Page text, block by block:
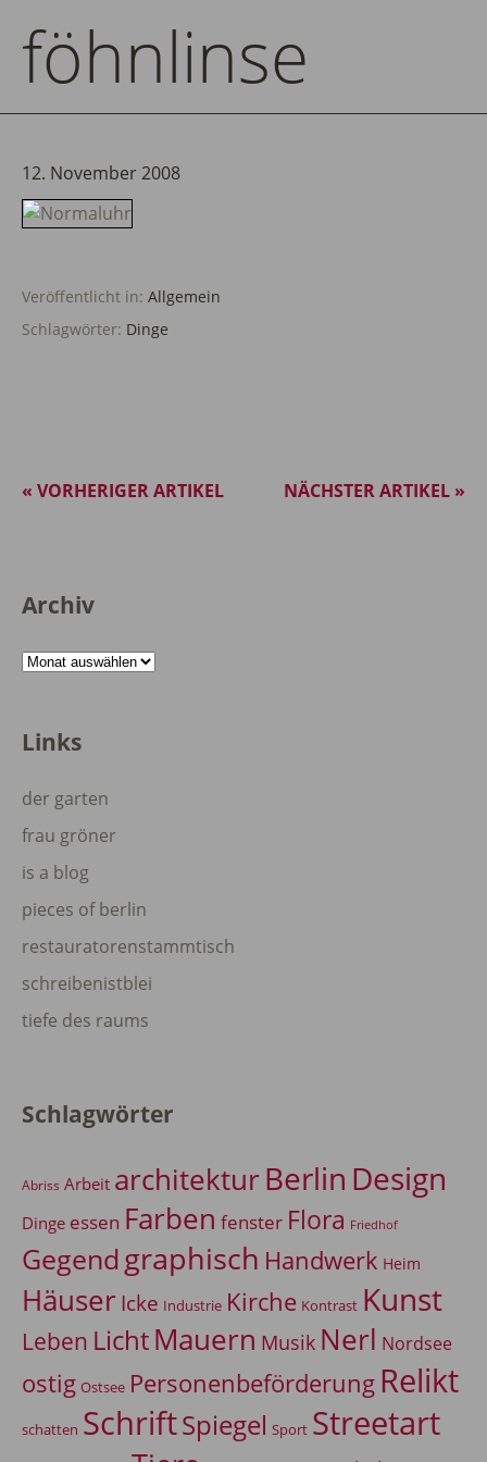
föhnlinse
12. November 2008
Veröffentlicht in: Allgemein
Schlagwörter: Dinge
NÄCHSTER ARTIKEL »
« VORHERIGER ARTIKEL
Archiv
Archiv
Links
der garten
frau gröner
is a blog
pieces of berlin
restauratorenstammtisch
schreibenistblei
tiefe des raums
Schlagwörter
Abriss Arbeit architekturBerlin Design
Dinge essen Farben fenster Flora Friedhof
Gegendgraphisch Handwerk Heim
Häuser Icke Industrie Kirche Kontrast Kunst
Leben LichtMauern Musik Nerl Nordsee
ostig Ostsee Personenbeförderung Relikt
schatten SchriftSpiegel Sport Streetart